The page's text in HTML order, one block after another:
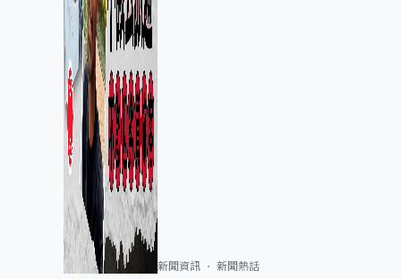
新聞資訊 新聞熱話